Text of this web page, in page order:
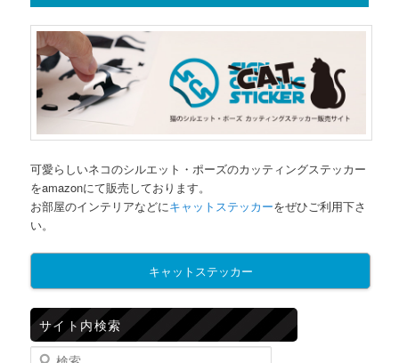
可愛らしいネコのシルエット・ポーズのカッティングステッカー
をamazonにて販売しております。
お部屋のインテリアなどにキャットステッカーをぜひご利用下さ
い。
キャットステッカー
サイト内検索
検索